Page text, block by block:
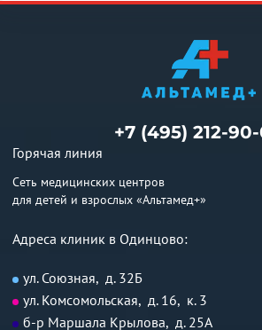
+7 (495) 212-
Горячая линия
Сеть медицинских центров
для детей и взрослых «Альтамед+»
Адреса клиник в Одинцово:
ул. Союзная, д. 32Б
ул. Комсомольская, д. 16, к. 3
б-р Маршала Крылова, д. 25А